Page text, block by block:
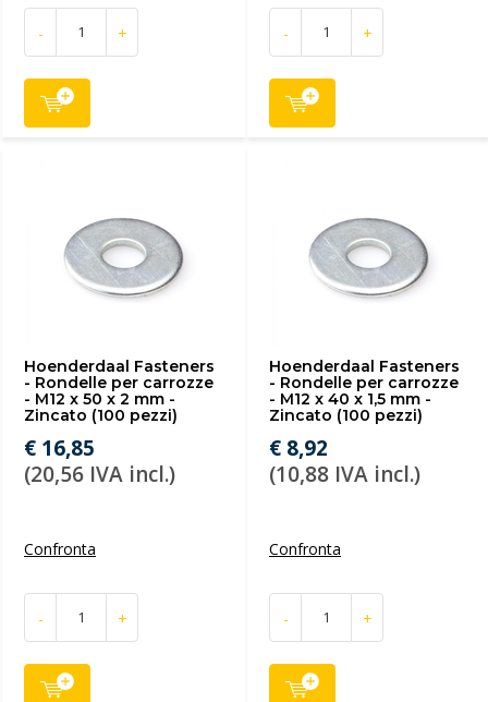
- + - +
Hoenderdaal Fasteners
- Rondelle per carrozze
- M12 x 50 x 2 mm -
Zincato (100 pezzi)
€ 16,85
(20,56 IVA incl.)
Confronta
- +
Hoenderdaal Fasteners
- Rondelle per carrozze
- M12 x 40 x 1,5 mm -
Zincato (100 pezzi)
€ 8,92
(10,88 IVA incl.)
Confronta
- +